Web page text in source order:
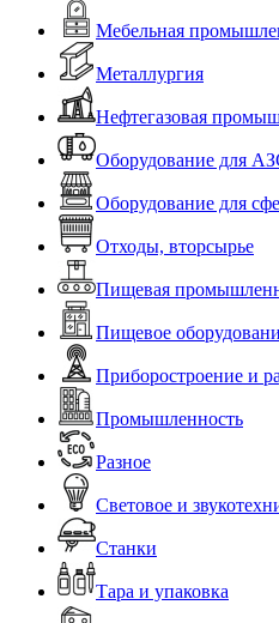
Мебельная
Металлургия
Нефтегазовая
Оборудование для
Оборудование для
Отходы, вторсырье
Пищевая
Пищевое
Приборостроение и
Промышленность
Разное
Световое и
Станки
Тара и упаковка